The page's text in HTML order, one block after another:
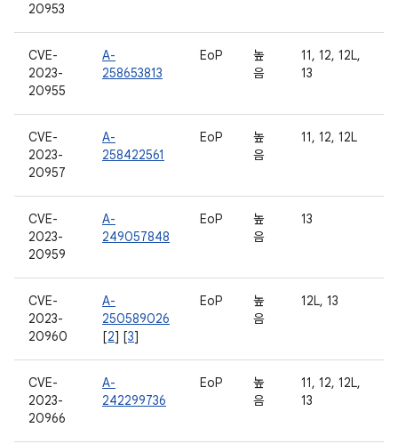
20953
CVE-
2023-
20955
A-
258653813
EoP
높
음
11, 12, 12L,
13
CVE-
2023-
20957
A-
258422561
EoP
높
음
11, 12, 12L
CVE-
2023-
20959
A-
249057848
EoP
높
음
13
CVE-
2023-
20960
A-
250589026
[2] [3]
EoP
높
음
12L, 13
CVE-
2023-
20966
A-
242299736
EoP
높
음
11, 12, 12L,
13